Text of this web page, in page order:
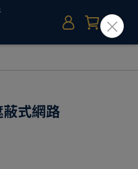
蔽式網路